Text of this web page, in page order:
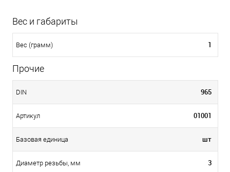
Вес и габариты
Вес (грамм) 1
Прочие
DIN 965
Артикул 01001
Базовая единица шт
Диаметр резьбы, мм 3